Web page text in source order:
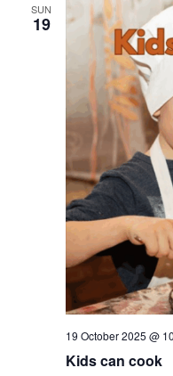
SUN
19
19 October 2025 @
Kids can cook